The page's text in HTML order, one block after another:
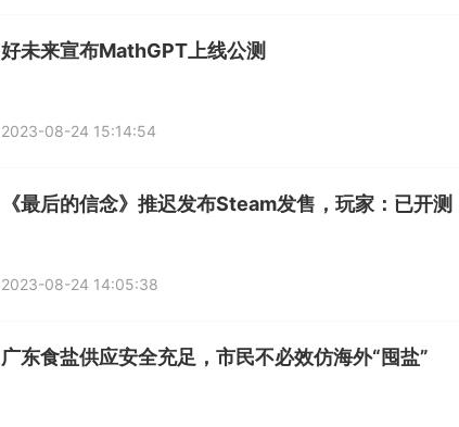
好未来宣布MathGPT上线公测
2023-08-24 15:14:54
《最后的信念》推迟发布Steam发售，玩家：已开测
2023-08-24 14:05:38
广东食盐供应安全充足，市民不必效仿海外“囤盐”